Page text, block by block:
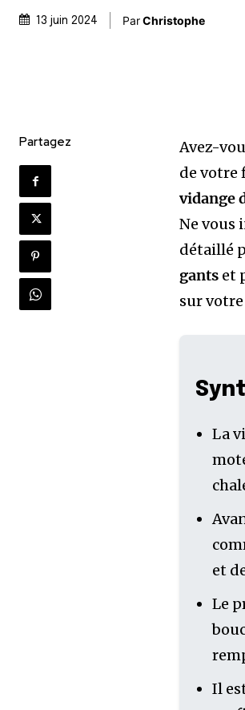
13 juin 2024 ParChristophe
Partagez Avez-
de votre
vidange
Ne vous
détaillé
gants et
sur
La
et
Le
Il